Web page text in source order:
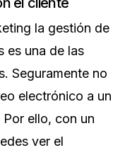
la gestión de
es una de las
Seguramente no
electrónico a un
ello, con un
ver el